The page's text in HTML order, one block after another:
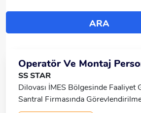
Operatör Ve Montaj
SS STAR
Dilovası İMES Bölgesinde Faaliyet
Santral Firmasında